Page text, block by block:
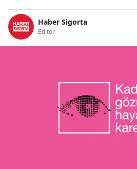
Haber Sigorta
Editör